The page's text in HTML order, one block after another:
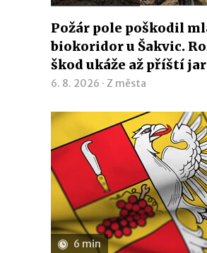
Požár pole poškodil
biokoridor u Šakvic.
škod ukáže až příští
6. 8. 2026 · Z města
6 min